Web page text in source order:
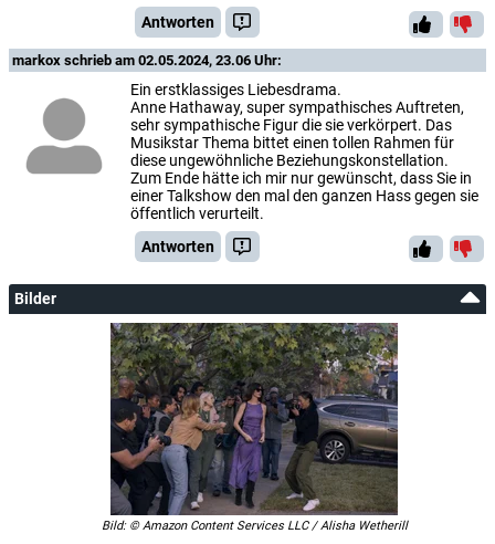
Antworten
markox schrieb am 02.05.2024, 23.06 Uhr:
Ein erstklassiges Liebesdrama.
Anne Hathaway, super sympathisches Auftreten,
sehr sympathische Figur die sie verkörpert. Das
Musikstar Thema bittet einen tollen Rahmen für
diese ungewöhnliche Beziehungskonstellation.
Zum Ende hätte ich mir nur gewünscht, dass Sie in
einer Talkshow den mal den ganzen Hass gegen sie
öffentlich verurteilt.
Antworten
Bilder
Bild: © Amazon Content Services LLC / Alisha Wetherill